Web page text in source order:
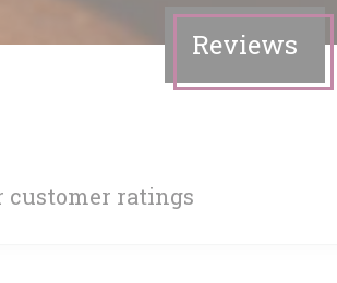
Reviews
customer ratings